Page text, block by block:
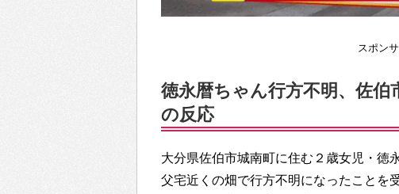
スポン
徳永暦ちゃん行方不明、佐
の反応
大分県佐伯市城南町に住む２歳女児・徳
父宅近くの畑で行方不明になったことを